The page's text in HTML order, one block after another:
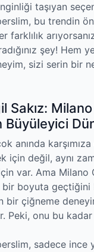
taşıyan
bu trendin
farklılık
şey! Hem
sizi serin bir
Sakız:
Büyüleyici
anında
için değil, aynı
var. Ama Milano
bir boyuta
bir çiğneme
Peki, onu bu
sadece ince